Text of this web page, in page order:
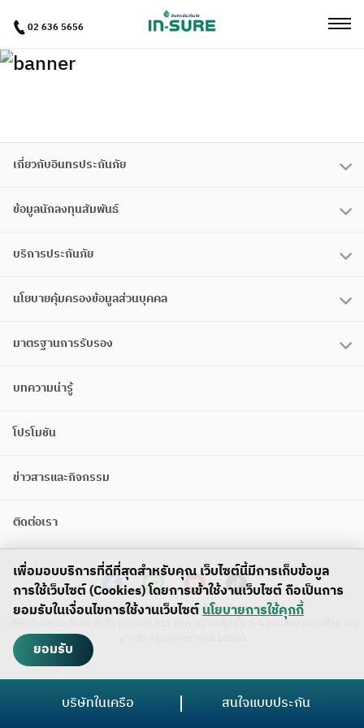
02 636 5656
เพื่อมอบบริการที่ดีที่สุดสำหรับคุณ เว็บไซต์นี้มีการเก็บข้อมูล
การใช้เว็บไซต์ (Cookies) โดยการเข้าใช้งานเว็บไซต์ ถือเป็นการ
ยอมรับในเงื่อนไขการใช้งานเว็บไซต์นโยบายการใช้คุกกี้
ยอมรับ
บริษัทในเครือ สนใจแบบประกัน
เกี่ยวกับอินทรประกันภัย
ข้อมูลนักลงทุนสัมพันธ์
บริการประกันภัย
นโยบายคุ้มครองข้อมูลส่วนบุคคล
มาตรฐานการรับรอง
บทความน่ารู้
โปรโมชัน
ข่าวสารและกิจกรรม
ติดต่อเรา
©2023 สงวนลิขสิทธิ์ อินทรประกันภัย จำกัด (มหาชน)
บริษัท อินทรประกันภัย จำกัด (มหาชน) 315 อาคารไทยกรุ๊ป ชั้น 3-4 ถนนสีลม แขวงสีลม เขต